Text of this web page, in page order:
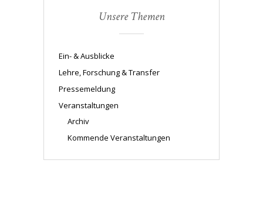
Unsere Themen
Ein- & Ausblicke
Lehre, Forschung & Transfer
Pressemeldung
Veranstaltungen
Archiv
Kommende Veranstaltungen